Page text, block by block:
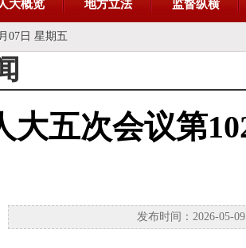
人大概览 地方立法 监督纵横
07日 星期五
大五次会议第
发布时间：2026-05-09